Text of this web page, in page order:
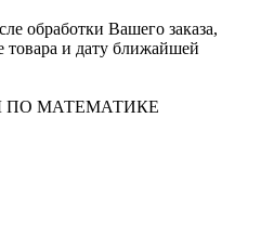
обработки Вашего заказа,
и дату ближайшей
ПО МАТЕМАТИКЕ